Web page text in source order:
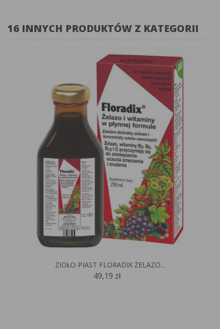
16 INNYCH PRODUKTÓW Z KATEGORII
ZIOŁO-PIAST FLORADIX ŻELAZO...
49,19 zł